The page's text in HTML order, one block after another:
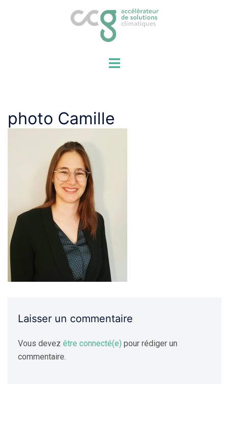
photo Camille
Laisser un commentaire
Vous devez être connecté(e) pour rédiger un
commentaire.